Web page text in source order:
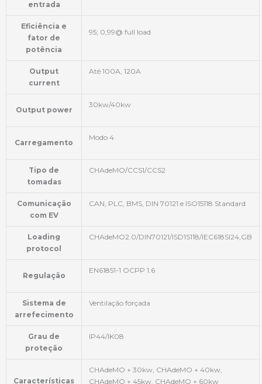
entrada
Eficiência e
fator de
potência
95; 0,99@ full load
Output
current
Até 100A, 120A
Output power
30kw/40kw
Carregamento
Modo 4
Tipo de
tomadas
CHAdeMO/CCS1/CCS2
Comunicação
com EV
CAN, PLC, BMS, DIN 70121 e ISO15118 Standard
Loading
protocol
CHAdeMO2.0/DIN70121/ISD1S118/IEC618SI24,GB
Regulação
EN61851-1 OCPP 1.6
Sistema de
arrefecimento
Ventilação forçada
Grau de
proteção
IP44/IK08
Características
CHAdeMO + 30kw, CHAdeMO + 40kw,
CHAdeMO + 45kw, CHAdeMO + 60kw